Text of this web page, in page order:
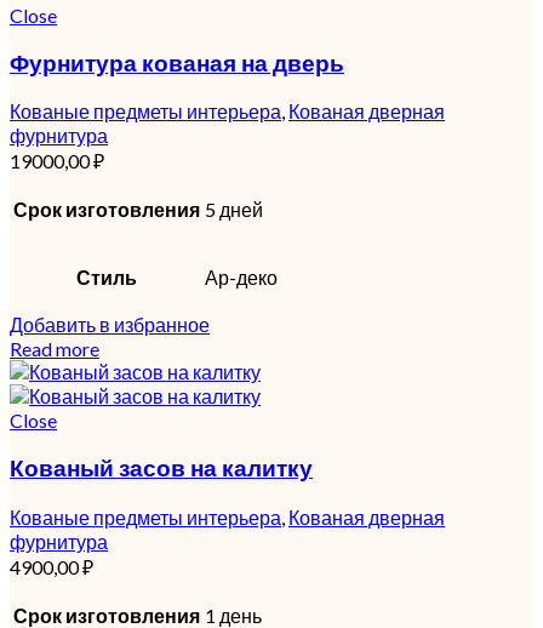
Close
Фурнитура кованая на дверь
Кованые предметы интерьера, Кованая дверная
фурнитура
19000,00₽
Срок изготовления 5 дней
Стиль Ар-деко
Добавить в избранное
Read more
Close
Кованый засов на калитку
Кованые предметы интерьера Кованая дверная
фурнитура
4900,00₽
Срок изготовления 1 день